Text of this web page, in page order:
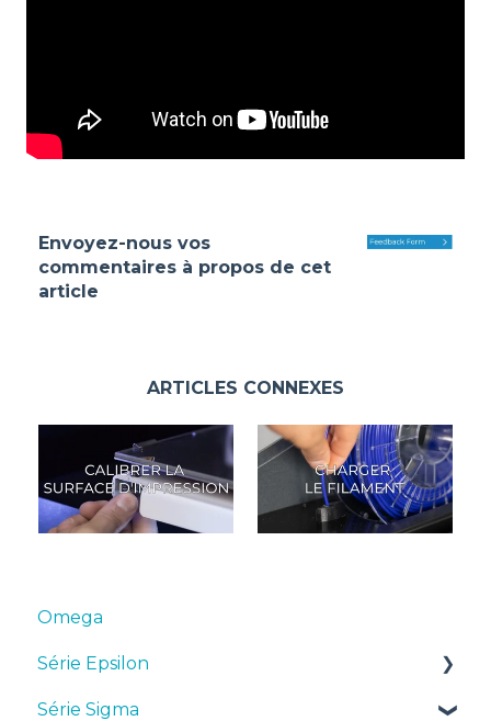
Envoyez-nous vos
commentaires à propos de cet
article
ARTICLES CONNEXES
Omega
Série Epsilon
Manuels et téléchargements
Série Sigma